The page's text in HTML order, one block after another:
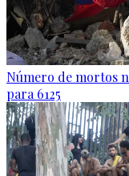
Número de mortos
para 6125